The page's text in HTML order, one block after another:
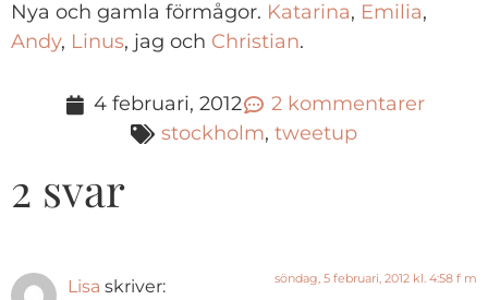
Nya och gamla förmågor. Katarina, Emilia,
Andy, Linus, jag och Christian.
4 februari, 2012
2 kommentarer
stockholm, tweetup
2 svar
Lisa skriver: söndag, 5 februari, 2012 kl. 4:58 f m